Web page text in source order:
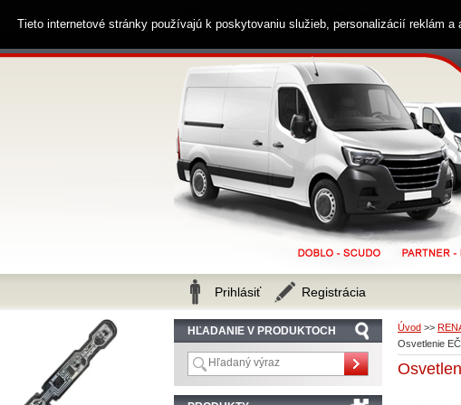
Úvod >>
Osvetlenie
HĽADANIE V PRODUKTOCH
Zákaznícka linka 0914 238 482
Prihlásiť Registrácia
Tieto internetové stránky používajú k poskytovaniu služieb, personalizácií reklám